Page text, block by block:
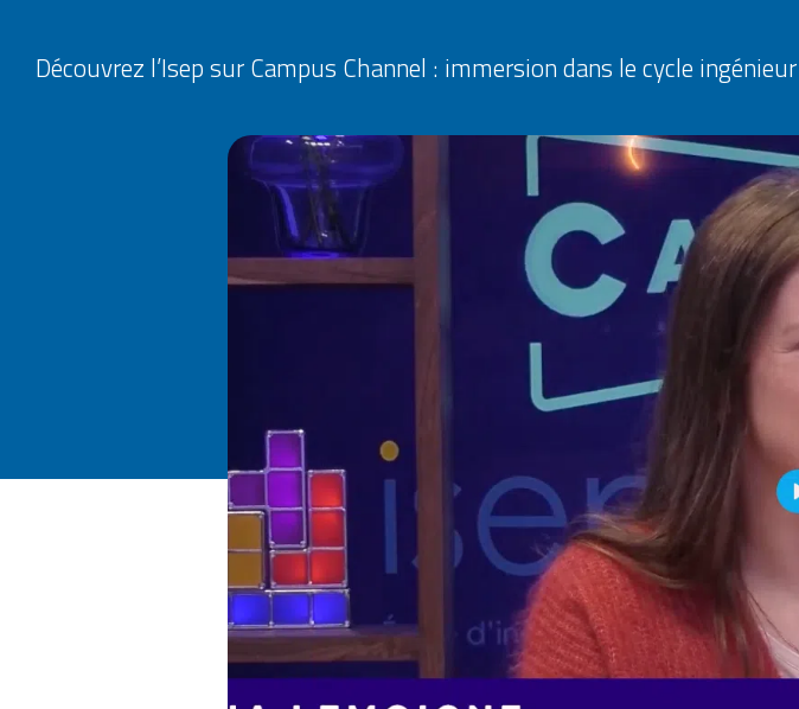
Découvrez l’Isep sur Campus Channel : immersion dans le cycle ingénieur